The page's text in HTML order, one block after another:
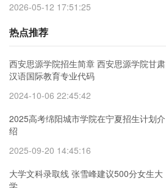
2026-05-12 17:51:25
热点推荐
西安思源学院招生简章 西安思源学院甘肃
汉语国际教育专业代码
2024-10-06 22:45:42
2025高考绵阳城市学院在宁夏招生计划介
绍
2025-09-20 14:45:16
大学文科录取线 张雪峰建议500分女生大